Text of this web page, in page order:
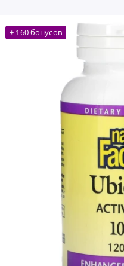
+ 160 бонусов